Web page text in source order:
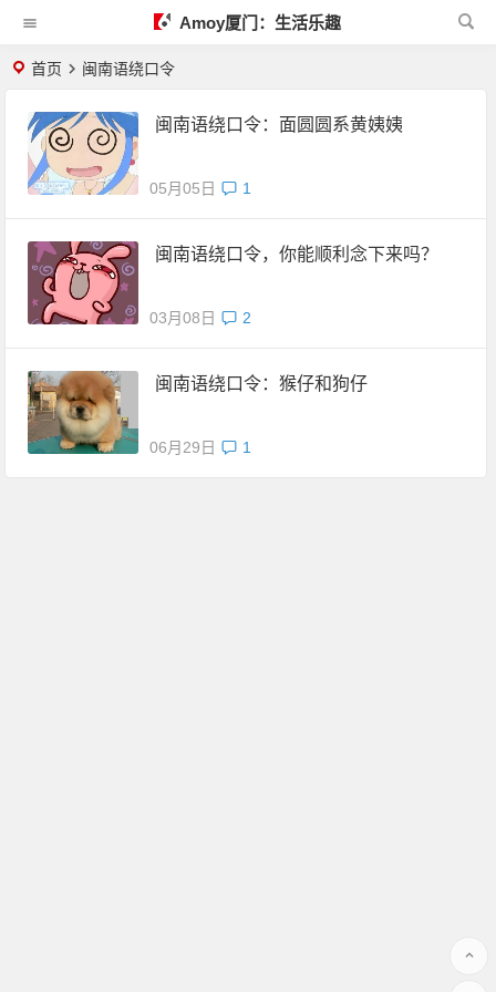
Amoy厦门：生活乐趣
首页 闽南语绕口令
闽南语绕口令：面圆圆系黄姨姨
05月05日 1
闽南语绕口令，你能顺利念下来吗？
03月08日 2
闽南语绕口令：猴仔和狗仔
06月29日 1